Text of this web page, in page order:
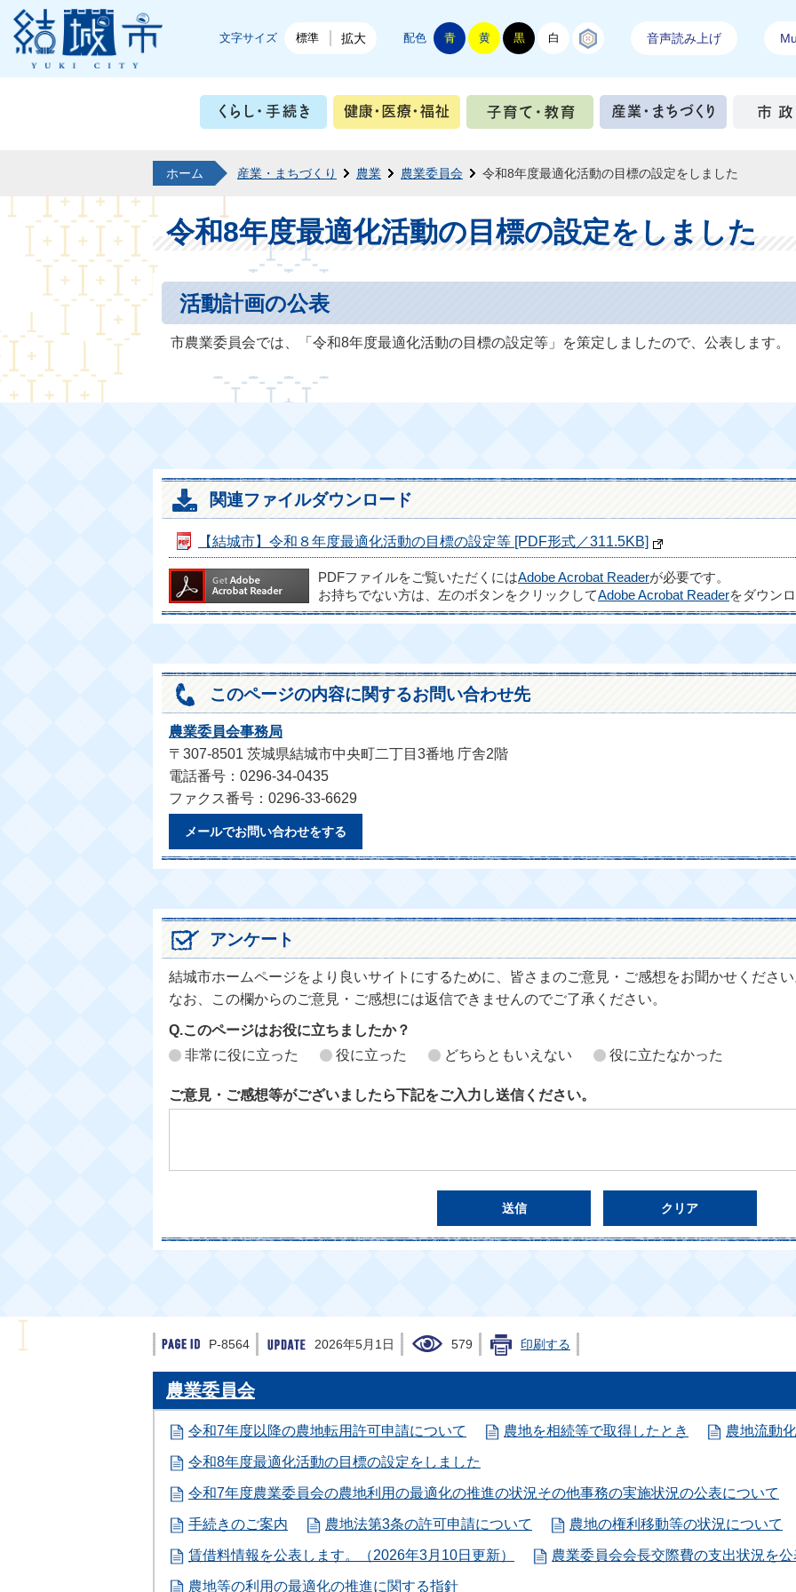
結城市公式ホームページ
文字サイズ 標準 拡大 配色 青 黄 黒 白 音声読み上げ
くらし・手続き 健康・医療・福祉 子育て・教育 産業・
ホーム 産業・まちづくり 農業 農業委員会 令和8年度最適化活動の目標の設定をしました
令和8年度最適化活動の目標の設定をしました
活動計画の公表
市農業委員会では、「令和8年度最適化活動の目標の設定等」を策定しましたので、公表します。
関連ファイルダウンロード
【結城市】令和８年度最適化活動の目標の設定等 [PDF形式／311.5KB]
PDFファイルをご覧いただくにはAdobe Acrobat Readerが必要です。
お持ちでない方は、左のボタンをクリックしてAdobe Acrobat Readerをダウン
このページの内容に関するお問い合わせ先
農業委員会事務局
〒307-8501 茨城県結城市中央町二丁目3番地 庁舎2階
電話番号：0296-34-0435
ファクス番号：0296-33-6629
メールでお問い合わせをする
アンケート
結城市ホームページをより良いサイトにするために、皆さまのご意見・ご感想をお聞かせくださ
なお、この欄からのご意見・ご感想には返信できませんのでご了承ください。
Q.このページはお役に立ちましたか？
非常に役に立った
役に立った どちらともいえない 役に立たなかった
ご意見・ご感想等がございましたら下記をご入力し送信ください。
P-8564 2026年5月1日 579 印刷する
農業委員会
令和7年度以降の農地転用許可申請について 農地を相続等で取得したとき 農地流動
令和8年度最適化活動の目標の設定をしました
令和7年度農業委員会の農地利用の最適化の推進の状況その他事務の実施状況の公表について
手続きのご案内 農地法第3条の許可申請について 農地の権利移動等の状況について
賃借料情報を公表します。（2026年3月10日更新） 農業委員会会長交際費の支出状況を
農地等の利用の最適化の推進に関する指針